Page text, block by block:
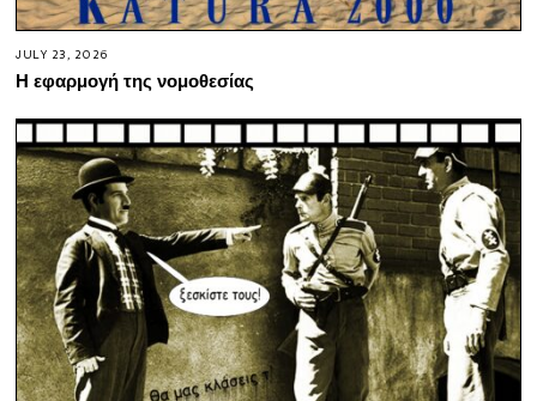
JULY 23, 2026
Η εφαρμογή της νομοθεσίας